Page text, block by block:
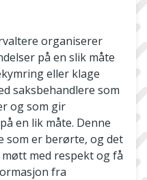
organiserer
på en slik måte
eller klage
saksbehandlere som
og som gir
en lik måte. Denne
som er berørte, og det
med respekt og få
fra